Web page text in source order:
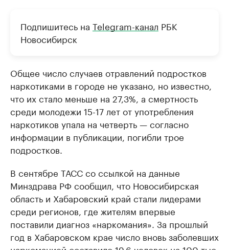
Подпишитесь на Telegram-канал РБК
Новосибирск
Общее число случаев отравлений подростков
наркотиками в городе не указано, но известно,
что их стало меньше на 27,3%, а смертность
среди молодежи 15-17 лет от употребления
наркотиков упала на четверть — согласно
информации в публикации, погибли трое
подростков.
В сентябре ТАСС со ссылкой на данные
Минздрава РФ сообщил, что Новосибирская
область и Хабаровский край стали лидерами
среди регионов, где жителям впервые
поставили диагноз «наркомания». За прошлый
год в Хабаровском крае число вновь заболевших